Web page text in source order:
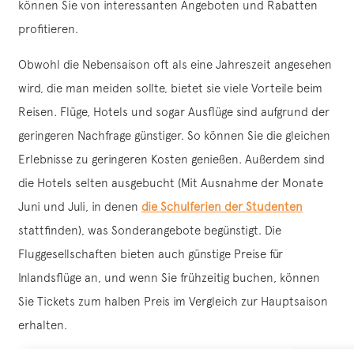
können Sie von interessanten Angeboten und Rabatten
profitieren.
Obwohl die Nebensaison oft als eine Jahreszeit angesehen
wird, die man meiden sollte, bietet sie viele Vorteile beim
Reisen. Flüge, Hotels und sogar Ausflüge sind aufgrund der
geringeren Nachfrage günstiger. So können Sie die gleichen
Erlebnisse zu geringeren Kosten genießen. Außerdem sind
die Hotels selten ausgebucht (Mit Ausnahme der Monate
Juni und Juli, in denen die Schulferien der Studenten
stattfinden), was Sonderangebote begünstigt. Die
Fluggesellschaften bieten auch günstige Preise für
Inlandsflüge an, und wenn Sie frühzeitig buchen, können
Sie Tickets zum halben Preis im Vergleich zur Hauptsaison
erhalten.